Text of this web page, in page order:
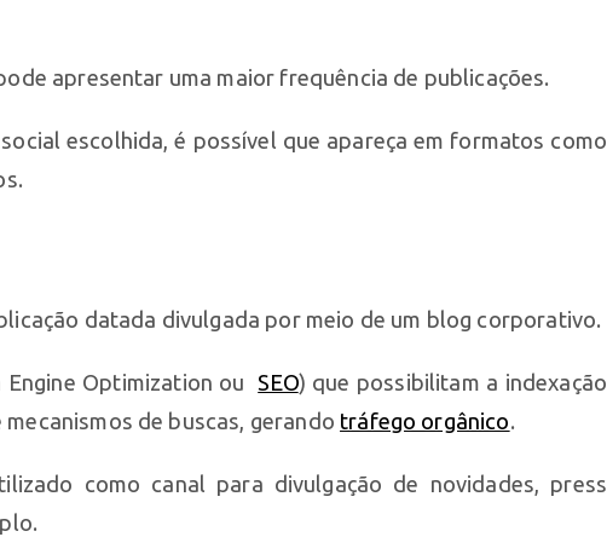
apresentar uma maior frequência de publicações.
escolhida, é possível que apareça em formatos como
datada divulgada por meio de um blog corporativo.
Engine Optimization ou SEO) que possibilitam a indexação
de buscas, gerando tráfego orgânico.
como canal para divulgação de novidades, press